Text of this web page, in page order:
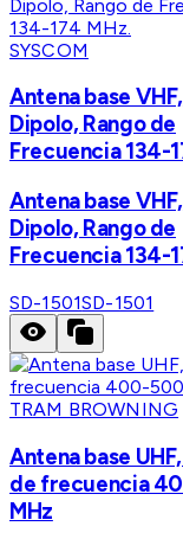
SYSCOM
Antena base
Dipolo, Rango de
Frecuencia 134-
Antena base
Dipolo, Rango de
Frecuencia 134-
SD-1501SD-1501
TRAM BROWNING
Antena base
de frecuencia
MHz